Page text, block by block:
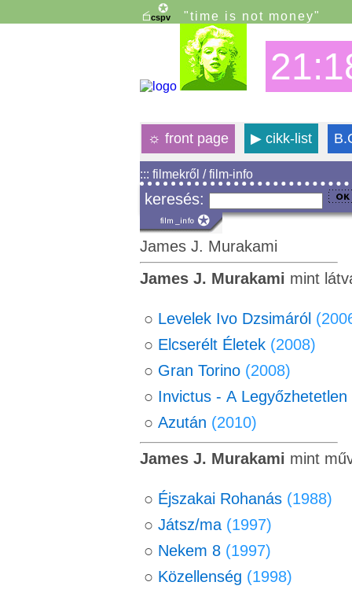
"time is not money"
☼ front page ▶cikk-list
::: filmekről / film-info
keresés:
James J. Murakami
James J. Murakami mint
○ Levelek Ivo Dzsimáról
○ Elcserélt Életek (2008)
○ Gran Torino (2008)
○ Invictus - A Legyőzhetetlen
○ Azután (2010)
James J. Murakami mint
○ Éjszakai Rohanás (1988)
○ Játsz/ma (1997)
○ Nekem 8 (1997)
○ Közellenség (1998)